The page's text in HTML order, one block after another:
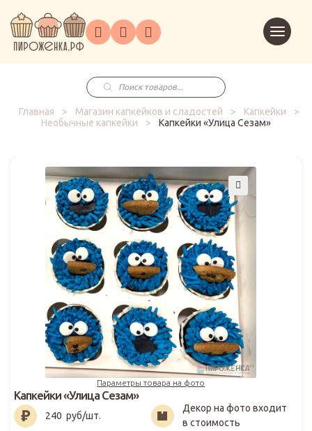
ГлавнаяКаталог
на
заказ
Праздники
Корпоративным
клиентам
в
корзину
Поиск
товаров
Главная
> Магазин капкейков и сладостей > Капкейки
>
Необычные капкейки
> Капкейки «Улица Сезам»
Параметры товара на фото
240₽
Капкейки «Улица Сезам»
240 руб/шт.
Декор на фото входит
в стоимость